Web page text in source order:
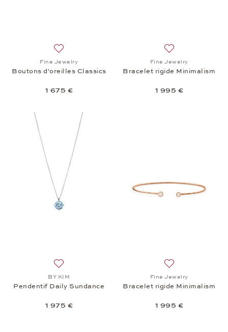
Fine Jewelry
Boutons d'oreilles Classics
1 675 €
Fine Jewelry
Bracelet rigide Minimalism
1 995 €
BY KIM
Pendentif Daily Sundance
1 975 €
Fine Jewelry
Bracelet rigide Minimalism
1 995 €